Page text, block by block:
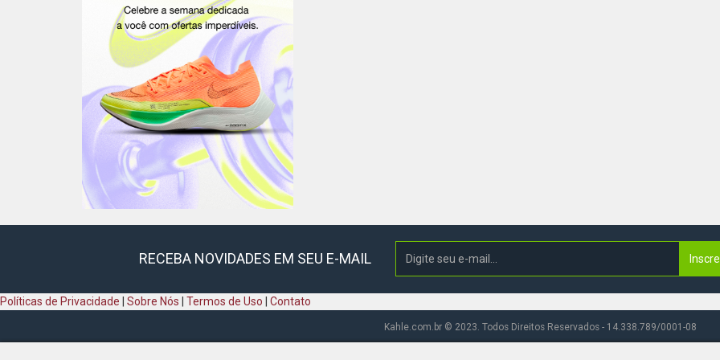
RECEBA NOVIDADES EM SEU E-MAIL
Políticas de Privacidade Sobre Nós Termos de Uso Contato
Kahle.com.br © 2023. Todos Direitos Reservados - 14.338.789/0001-08